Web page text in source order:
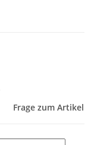
Frage zum Artikel